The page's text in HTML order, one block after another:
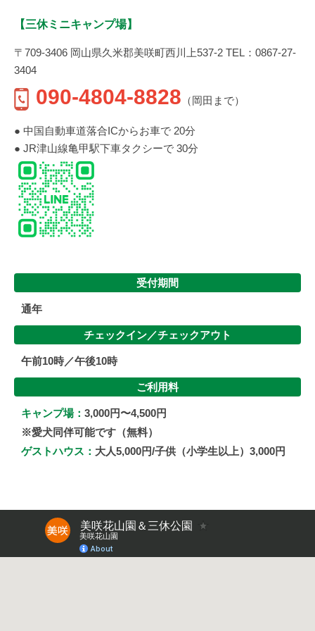
【三休ミニキャンプ場】
〒709-3406 岡山県久米郡美咲町西川上537-2 TEL：0867-27-
3404
090-4804-8828 （岡田まで）
● 中国自動車道落合ICからお車で 20分
● JR津山線亀甲駅下車タクシーで 30分
受付期間
通年
チェックイン／チェックアウト
午前10時／午後10時
ご利用料
キャンプ場： 3,000円〜4,500円
※愛犬同伴可能です（無料）
ゲストハウス： 大人5,000円/子供（小学生以上）3,000円